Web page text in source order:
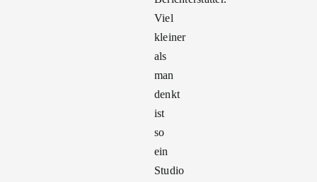
Viel
kleiner
als
man
denkt
ist
so
ein
Studio